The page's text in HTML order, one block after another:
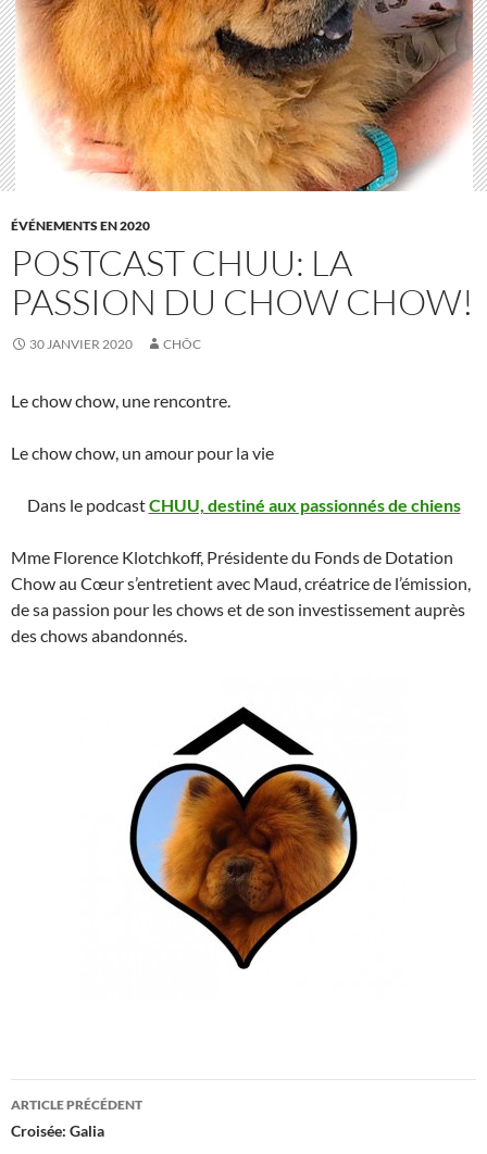
ÉVÉNEMENTS EN 2020
POSTCAST CHUU: LA
PASSION DU CHOW CHOW!
30 JANVIER 2020 CHÔC
Le chow chow, une rencontre.
Le chow chow, un amour pour la vie
Dans le podcastCHUU, destiné aux passionnés de chiens
Mme Florence Klotchkoff, Présidente du Fonds de Dotation
Chow au Cœur s’entretient avec Maud, créatrice de l’émission,
de sa passion pour les chows et de son investissement auprès
des chows abandonnés.
Navigation
des
ARTICLE PRÉCÉDENT
Croisée: Galia